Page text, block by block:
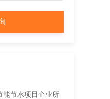
能节水项目企业所